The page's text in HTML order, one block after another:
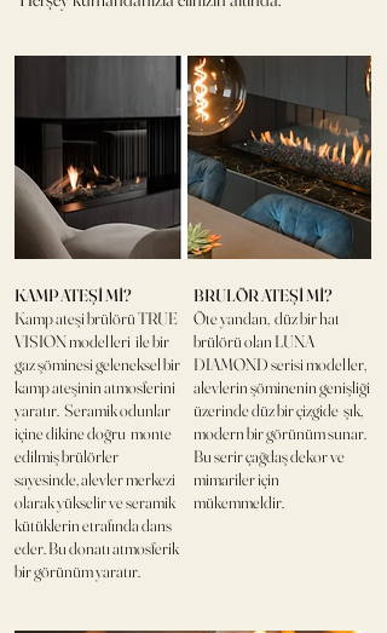
KAMP ATEŞİ Mİ?
Kamp ateşi brülörü TRUE
VISION modelleri ile bir
gaz şöminesi geleneksel bir
kamp ateşinin atmosferini
yaratır. Seramik odunlar
içine dikine doğru monte
edilmiş brülörler
sayesinde, alevler merkezi
olarak yükselir ve seramik
kütüklerin etrafında dans
eder. Bu donatı atmosferik
bir görünüm yaratır.
BRULÖR ATEŞİ Mİ?
Öte yandan, düz bir hat
brülörü olan LUNA
DIAMOND serisi modeller,
alevlerin şöminenin genişliği
üzerinde düz bir çizgide şık,
modern bir görünüm sunar.
Bu serir çağdaş dekor ve
mimariler için
mükemmeldir.